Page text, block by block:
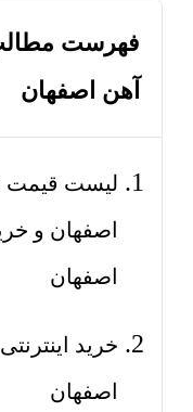
فهرست
آهن اصفهان
لیست قیمت
اصفهان و
اصفهان
خرید
اصفهان